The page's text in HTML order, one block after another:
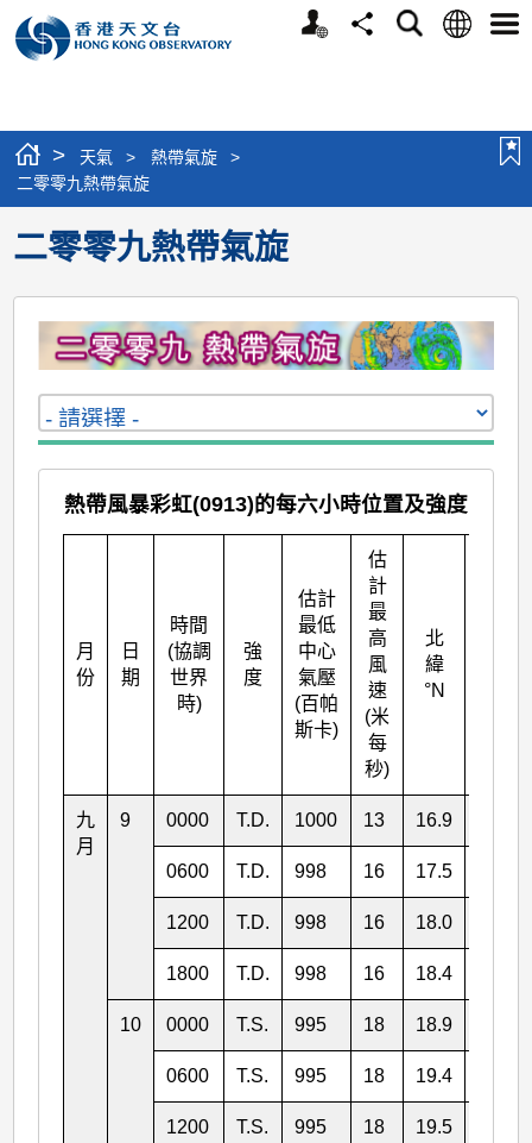
個
分
搜
語
選
> 天氣 > 熱帶氣旋
>
二零零九熱帶氣旋
二零零九熱帶氣旋
熱帶風暴彩虹(0913)的每六小時位置及強度
月
份
日
期
時間
(協調
世界
時)
強
度
估計
最低
中心
氣壓
(百帕
斯卡)
估
計
最
高
風
速
(米
每
秒)
北
緯
°N
九
月
9 0000 T.D. 1000 13 16.9
0600 T.D. 998 16 17.5
1200 T.D. 998 16 18.0
1800 T.D. 998 16 18.4
10 0000 T.S. 995 18 18.9
0600 T.S. 995 18 19.4
1200 T.S. 995 18 19.5